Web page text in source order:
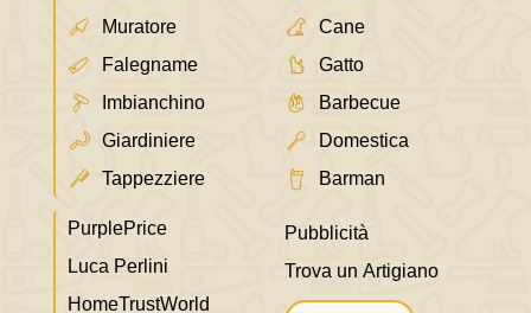
Muratore
Falegname
Imbianchino
Giardiniere
Tappezziere
Cane
Gatto
Barbecue
Domestica
Barman
PurplePrice
Luca Perlini
HomeTrustWorld
Pubblicità
Trova un Artigiano